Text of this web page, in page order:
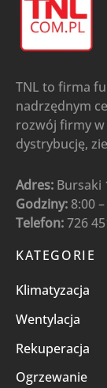
TNL to firma
nadrzędnym
rozwój firmy w
dystrybucję,
Adres: Bursaki
Godziny: 8:00
Telefon:726
KATEGORIE
Klimatyzacja
Wentylacja
Rekuperacja
Ogrzewanie